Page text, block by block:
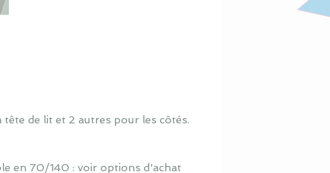
de lit et 2 autres pour les côtés.
en 70/140 : voir options d'achat